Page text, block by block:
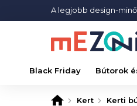
A legjobb design-
Black Friday Bútorok
Kert Kerti